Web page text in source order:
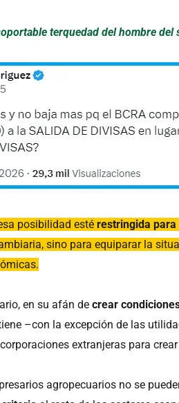
terquedad del hombre del
posibilidad estérestringida
sino para equiparar la
en su afán decrear
–con la excepción de las
extranjeras para
agropecuarios no se